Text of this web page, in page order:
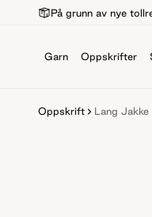
På grunn av nye
Garn Oppskrifter
Oppskrift Lang Jakke